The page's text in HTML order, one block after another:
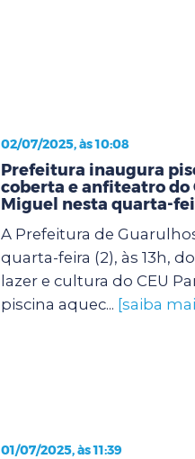
02/07/2025, às 10:08
Prefeitura inaugura
coberta e anfiteatro do
Miguel nesta quarta-
A Prefeitura de
quarta-feira (2), às 13h,
lazer e cultura do CEU
piscina aquec... [saiba
01/07/2025, às 11:39